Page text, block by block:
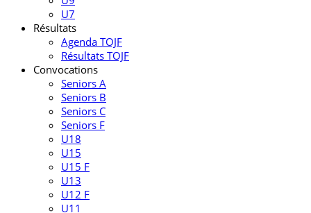
U7
Résultats
Agenda TOJF
Résultats TOJF
Convocations
Seniors A
Seniors B
Seniors C
Seniors F
U18
U15
U15 F
U13
U12 F
U11